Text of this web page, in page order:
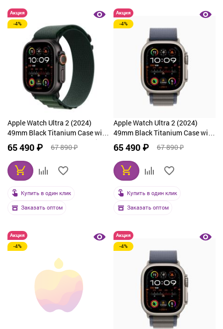
Акция
-4%
Apple Watch Ultra 2 (2024)
49mm Black Titanium Case with
Dark Green Alpine Loop Medium
65 490 ₽ 67 890 ₽
Купить в один клик
Заказать оптом
Акция
-4%
Apple Watch Ultra 2 (2024)
49mm Black Titanium Case with
Navy Alpine Loop Small
65 490 ₽ 67 890 ₽
Купить в один клик
Заказать оптом
Акция
-4%
Акция
-4%